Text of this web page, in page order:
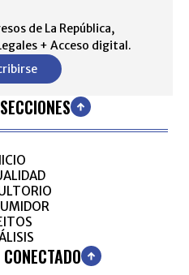
de La República,
+ Acceso digital.